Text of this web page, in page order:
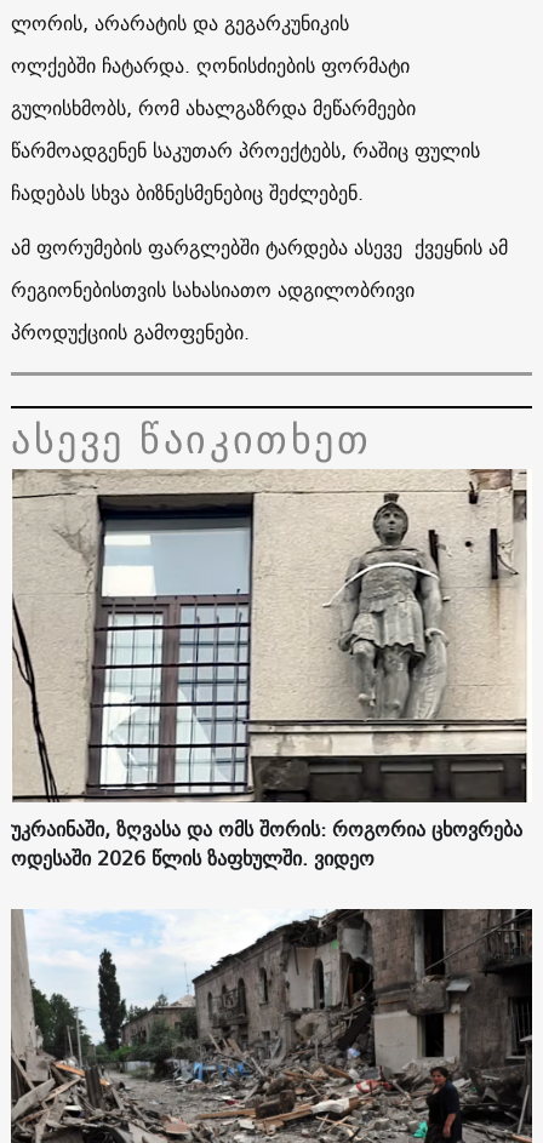
ლორის, არარატის და გეგარკუნიკის
ოლქებში ჩატარდა. ღონისძიების ფორმატი
გულისხმობს, რომ ახალგაზრდა მეწარმეები
წარმოადგენენ საკუთარ პროექტებს, რაშიც ფულის
ჩადებას სხვა ბიზნესმენებიც შეძლებენ.
ამ ფორუმების ფარგლებში ტარდება ასევე ქვეყნის ამ
რეგიონებისთვის სახასიათო ადგილობრივი
პროდუქციის გამოფენები.
ასევე წაიკითხეთ
უკრაინაში, ზღვასა და ომს შორის: როგორია ცხოვრება
ოდესაში 2026 წლის ზაფხულში. ვიდეო